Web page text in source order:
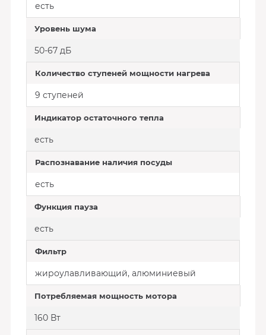
есть
Уровень шума
50-67 дБ
Количество ступеней мощности нагрева
9 ступеней
Индикатор остаточного тепла
есть
Распознавание наличия посуды
есть
Функция пауза
есть
Фильтр
жироулавливающий, алюминиевый
Потребляемая мощность мотора
160 Вт